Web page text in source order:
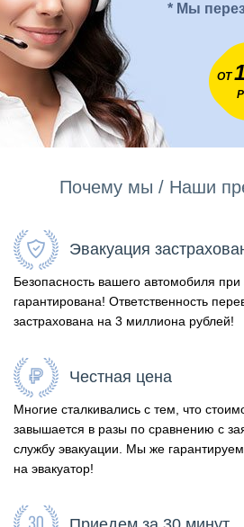
* Мы
ОТ
Почему мы / Наши
Эвакуация
Безопасность вашего автомобиля при
гарантирована! Ответственность
застрахована на 3 миллиона рублей!
Честная цена
Многие сталкивались с тем, что
завышается в разы по сравнению с
службу эвакуации. Мы же
на эвакуатор!